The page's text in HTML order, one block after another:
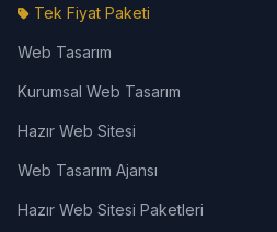
Tek Fiyat Paketi
Web Tasarım
Kurumsal Web Tasarım
Hazır Web Sitesi
Web Tasarım Ajansı
Hazır Web Sitesi Paketleri